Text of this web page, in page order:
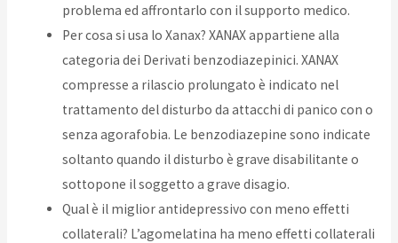
problema ed affrontarlo con il supporto medico.
Per cosa si usa lo Xanax? XANAX appartiene alla
categoria dei Derivati benzodiazepinici. XANAX
compresse a rilascio prolungato è indicato nel
trattamento del disturbo da attacchi di panico con o
senza agorafobia. Le benzodiazepine sono indicate
soltanto quando il disturbo è grave disabilitante o
sottopone il soggetto a grave disagio.
Qual è il miglior antidepressivo con meno effetti
collaterali? L’agomelatina ha meno effetti collaterali